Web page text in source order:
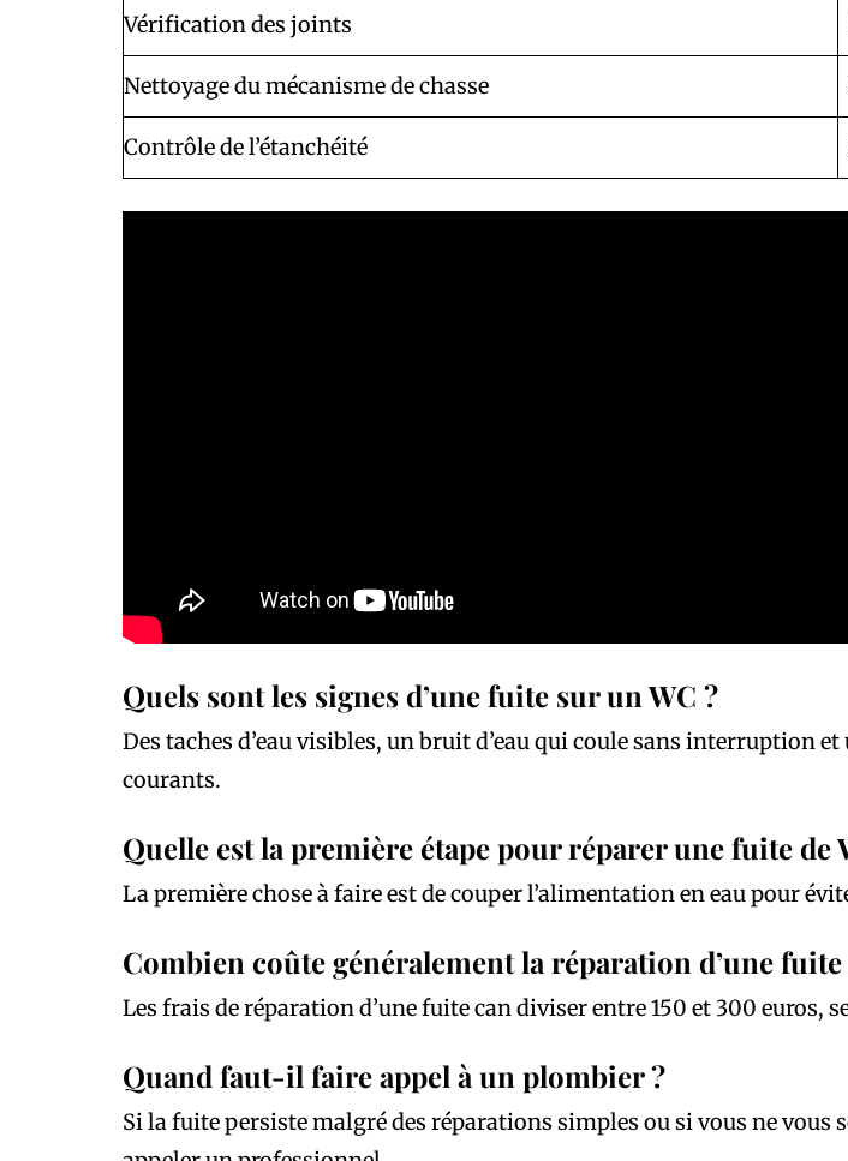
Vérification des joints
Nettoyage du mécanisme de chasse
Contrôle de l’étanchéité
Quels sont les signes d’une fuite sur un WC ?
Des taches d’eau visibles, un bruit d’eau qui coule sans interruption
courants.
Quelle est la première étape pour réparer une fuite de
La première chose à faire est de couper l’alimentation en eau pour
Combien coûte généralement la réparation d’une fuite
Les frais de réparation d’une fuite can diviser entre 150 et 300 euros,
Quand faut-il faire appel à un plombier ?
Si la fuite persiste malgré des réparations simples ou si vous ne vous